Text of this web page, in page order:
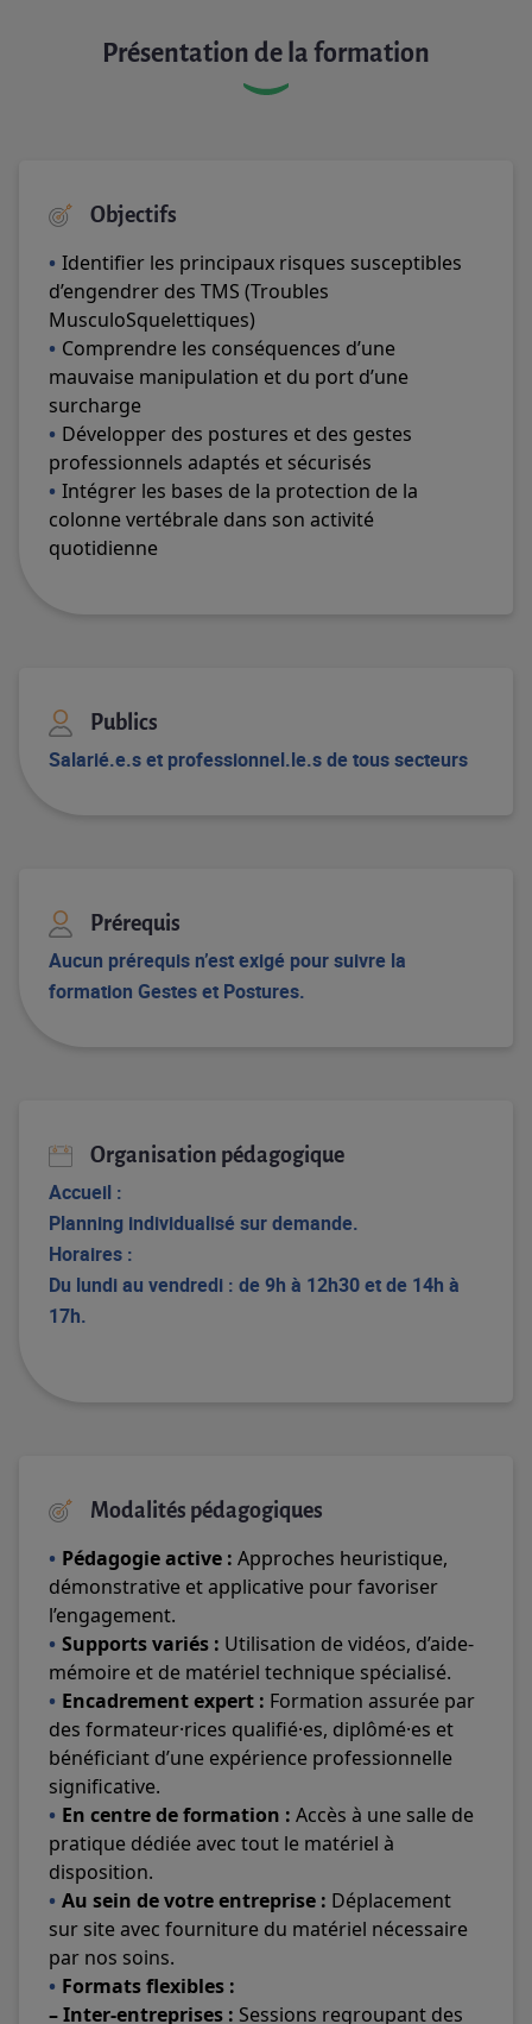
Présentation de la formation
Objectifs
Identifier les principaux risques susceptibles
d’engendrer des TMS (Troubles
MusculoSquelettiques)
Comprendre les conséquences d’une
mauvaise manipulation et du port d’une
surcharge
Développer des postures et des gestes
professionnels adaptés et sécurisés
Intégrer les bases de la protection de la
colonne vertébrale dans son activité
quotidienne
Publics
Salarié.e.set professionnel.le.sde tous secteurs
Prérequis
Aucun prérequis n’est exigé pour suivre la
formation ​Gestes et Postures.
Organisation pédagogique
Accueil :
Planning individualisé sur demande.
Horaires :
Du lundi au vendredi : de 9h à 12h30 et de 14h à
17h.
Modalités pédagogiques
Pédagogie active : Approches heuristique,
démonstrative et applicative pour favoriser
l’engagement.
Supports variés : Utilisation de vidéos, d’aide-
mémoire et de matériel technique spécialisé.
Encadrement expert : Formation assurée par
des formateur·rices qualifié·es, diplômé·es et
bénéficiant d’une expérience professionnelle
significative.
En centre de formation : Accès à une salle de
pratique dédiée avec tout le matériel à
disposition.
Au sein de votre entreprise : Déplacement
sur site avec fourniture du matériel nécessaire
par nos soins.
Formats flexibles :
– Inter-entreprises : Sessions regroupant des